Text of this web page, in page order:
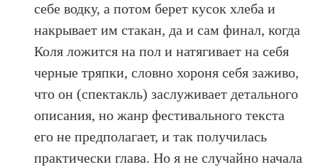
себе водку, а потом берет кусок хлеба и
накрывает им стакан, да и сам финал, когда
Коля ложится на пол и натягивает на себя
черные тряпки, словно хороня себя заживо,
что он (спектакль) заслуживает детального
описания, но жанр фестивального текста
его не предполагает, и так получилась
практически глава. Но я не случайно начала